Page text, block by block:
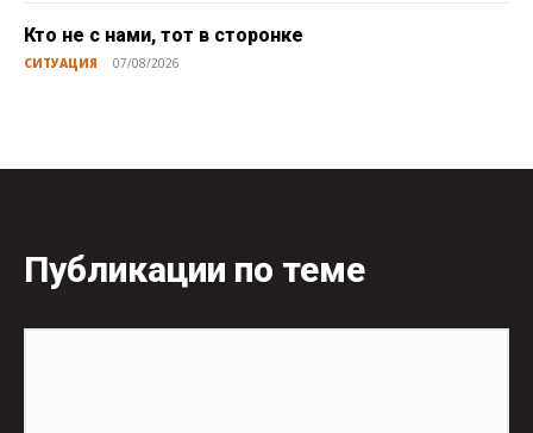
Кто не с нами, тот в сторонке
СИТУАЦИЯ 07/08/2026
Публикации по теме